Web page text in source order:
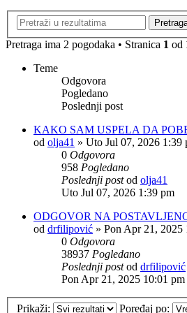
Pretraga ima 2 pogodaka • Stranica 1 od
Teme
Odgovora
Pogledano
Poslednji post
KAKO SAM USPELA DA
od olja41 » Uto Jul 07, 2026 1:39
0 Odgovora
958 Pogledano
Poslednji postod olja41
Uto Jul 07, 2026 1:39 pm
ODGOVOR NA
od drfilipović » Pon Apr 21, 2025
0 Odgovora
38937 Pogledano
Poslednji postod drfilipović
Pon Apr 21, 2025 10:01 pm
Prikaži: Poređaj po: